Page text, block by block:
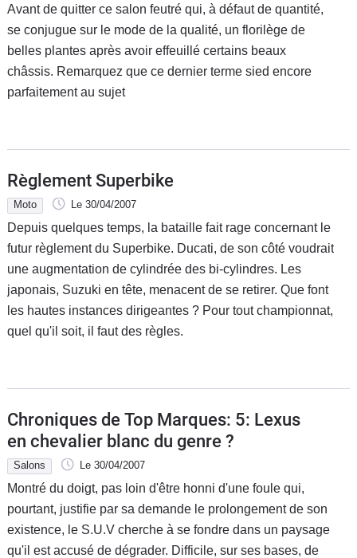
Avant de quitter ce salon feutré qui, à défaut de quantité,
se conjugue sur le mode de la qualité, un florilège de
belles plantes après avoir effeuillé certains beaux
châssis. Remarquez que ce dernier terme sied encore
parfaitement au sujet
Règlement Superbike
Moto Le 30/04/2007
Depuis quelques temps, la bataille fait rage concernant le
futur règlement du Superbike. Ducati, de son côté voudrait
une augmentation de cylindrée des bi-cylindres. Les
japonais, Suzuki en tête, menacent de se retirer. Que font
les hautes instances dirigeantes ? Pour tout championnat,
quel qu'il soit, il faut des règles.
Chroniques de Top Marques: 5: Lexus
en chevalier blanc du genre ?
Salons Le 30/04/2007
Montré du doigt, pas loin d'être honni d'une foule qui,
pourtant, justifie par sa demande le prolongement de son
existence, le S.U.V cherche à se fondre dans un paysage
qu'il est accusé de dégrader. Difficile, sur ses bases, de